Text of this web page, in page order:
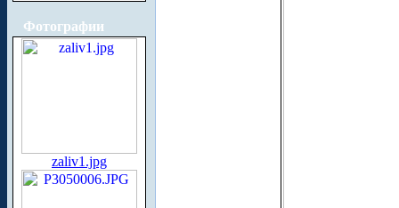
Фотографии
zaliv1.jpg